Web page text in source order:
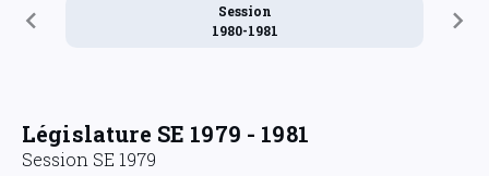
Session
1980-1981
Législature SE 1979 - 1981
Session SE 1979